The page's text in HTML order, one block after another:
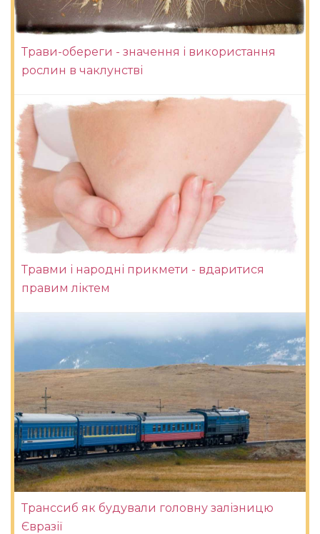
Трави-обереги - значення і використання
рослин в чаклунстві
Травми і народні прикмети - вдаритися
правим ліктем
Транссиб як будували головну залізницю
Євразії